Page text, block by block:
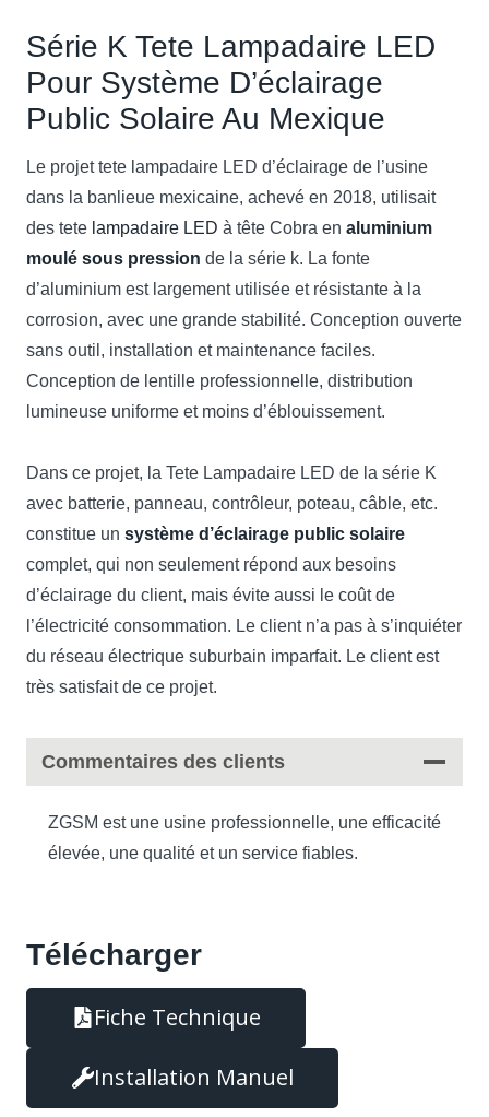
Série K Tete Lampadaire LED
Pour Système D’éclairage
Public Solaire Au Mexique
Le projet tete lampadaire LED d’éclairage de l’usine
dans la banlieue mexicaine, achevé en 2018, utilisait
des tete lampadaire LED à tête Cobra en aluminium
moulé sous pression de la série k. La fonte
d’aluminium est largement utilisée et résistante à la
corrosion, avec une grande stabilité. Conception ouverte
sans outil, installation et maintenance faciles.
Conception de lentille professionnelle, distribution
lumineuse uniforme et moins d’éblouissement.
Dans ce projet, la Tete Lampadaire LED de la série K
avec batterie, panneau, contrôleur, poteau, câble, etc.
constitue un système d’éclairage public solaire
complet, qui non seulement répond aux besoins
d’éclairage du client, mais évite aussi le coût de
l’électricité consommation. Le client n’a pas à s’inquiéter
du réseau électrique suburbain imparfait. Le client est
très satisfait de ce projet.
Commentaires des clients
ZGSM est une usine professionnelle, une efficacité
élevée, une qualité et un service fiables.
Télécharger
Fiche Technique
Installation Manuel